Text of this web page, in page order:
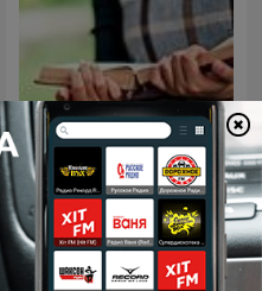
Просто Християнство